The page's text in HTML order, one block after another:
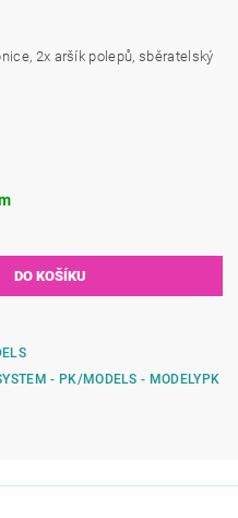
2x aršík polepů, sběratelský
MONTI SYSTEM - PK/MODELS - MODELYPK